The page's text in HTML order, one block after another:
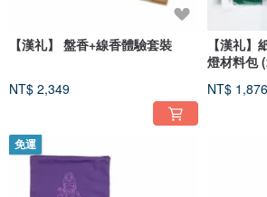
【漢礼】 盤香+線香體驗套裝
NT$ 2,349
【漢礼
燈材料包
NT$ 1,876
免運